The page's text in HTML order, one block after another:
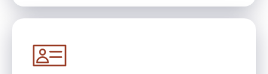
Учёба и переезд в Испанию без стресса и ошибок